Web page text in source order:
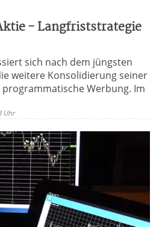
- Langfriststrategie
sich nach dem jüngsten
weitere Konsolidierung seiner
Werbung. Im
Uhr